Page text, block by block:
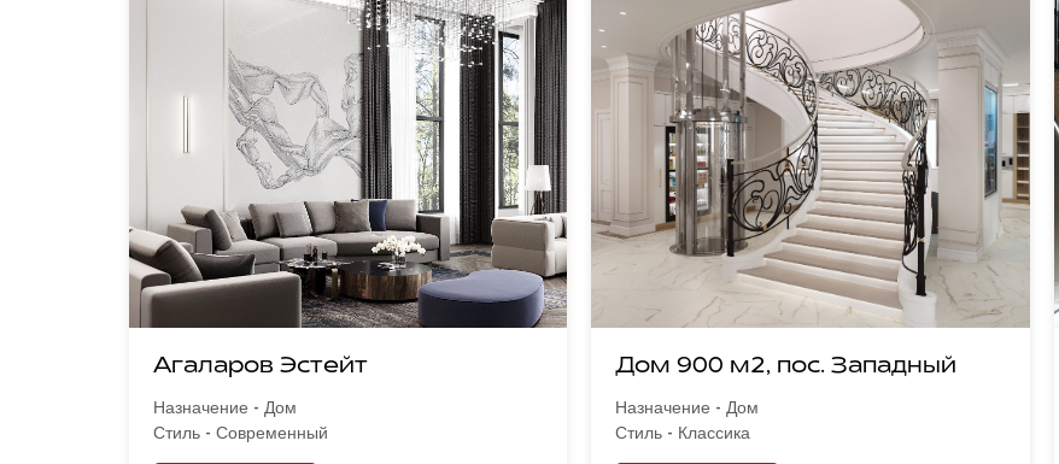
Агаларов Эстейт
Назначение - Дом
Стиль - Современный
Дом 900 м2, пос. Западный
Назначение - Дом
Стиль - Классика